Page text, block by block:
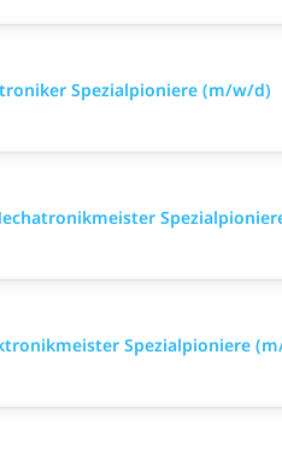
Spezialpioniere (m/w/d)
Spezialpioniere